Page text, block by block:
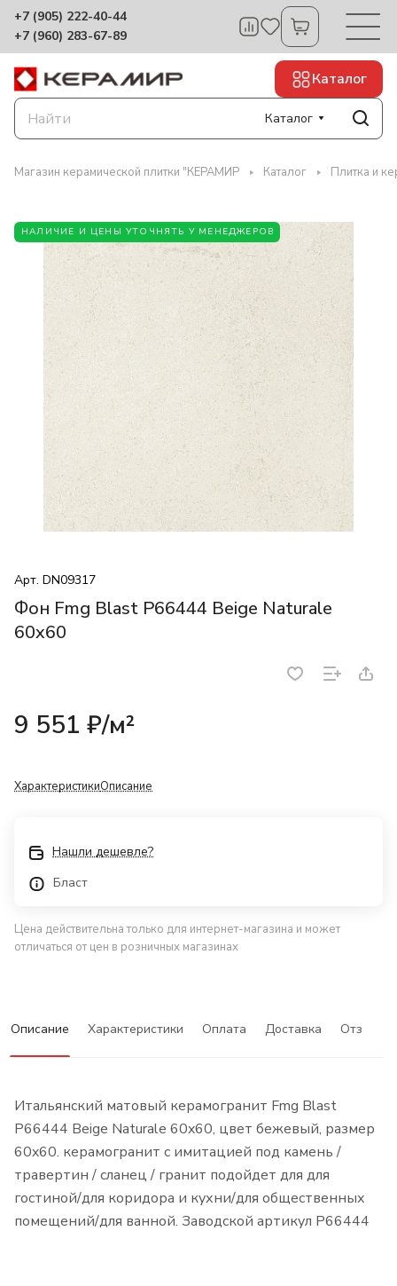
+7 (905) 222-40-44
+7 (960) 283-67-89
Каталог
Каталог
Магазин керамической плитки "КЕРАМИР Каталог Плитка и
НАЛИЧИЕ И ЦЕНЫ УТОЧНЯТЬ У МЕНЕДЖЕРОВ
Арт. DN09317
Фон Fmg Blast P66444 Beige Naturale
60x60
9 551 ₽/м²
ХарактеристикиОписание
Нашли дешевле?
Бласт
Цена действительна только для интернет-магазина и может
отличаться от цен в розничных магазинах
Описание Характеристики Оплата Доставка Отзывы
Итальянский матовый керамогранит Fmg Blast
P66444 Beige Naturale 60x60, цвет бежевый, размер
60x60. керамогранит с имитацией под камень /
травертин / сланец / гранит подойдет для для
гостиной/для коридора и кухни/для общественных
помещений/для ванной. Заводской артикул P66444